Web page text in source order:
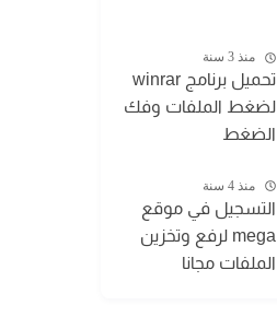
منذ 3 سنة
تحميل برنامج winrar
لضغط الملفات وفك
الضغط
منذ 4 سنة
التسجيل في موقع
mega لرفع وتخزين
الملفات مجانا